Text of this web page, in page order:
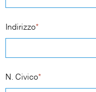
Indirizzo*
N. Civico*